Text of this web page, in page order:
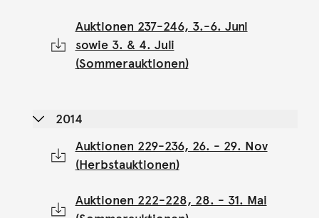
Auktionen 237-246, 3.-6. Juni
sowie 3. & 4. Juli
(Sommerauktionen)
2014
Auktionen 229-236, 26. - 29. Nov
(Herbstauktionen)
Auktionen 222-228, 28. - 31. Mai